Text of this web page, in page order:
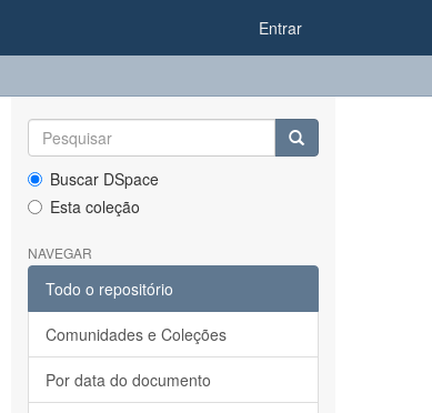
Entrar
Buscar DSpace
Esta coleção
NAVEGAR
Todo o repositório
Comunidades e Coleções
Por data do documento